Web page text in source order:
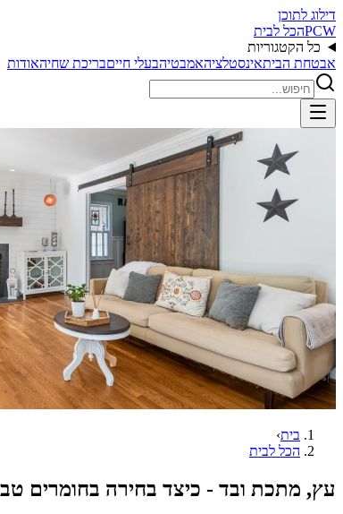
דילוג לתוכן
PCWהכל לבית
כל הקטגוריות
אבטחת הביתאינסטלציהאמבטיהבעלי חייםבריכת שחיהאודות
בית›
הכל לבית
עץ, מתכת ובד - כיצד בחירה בחומרים